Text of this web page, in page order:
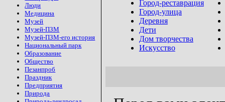
Люди
Медицина
Музей
Музей-ПЗМ
Музей-ПЗМ-его история
Национальный парк
Образование
Общество
Пезанпроб
Праздник
Предприятия
Природа
Город-реставрация
Город-улица
Деревня
Дети
Дом творчества
Искусство